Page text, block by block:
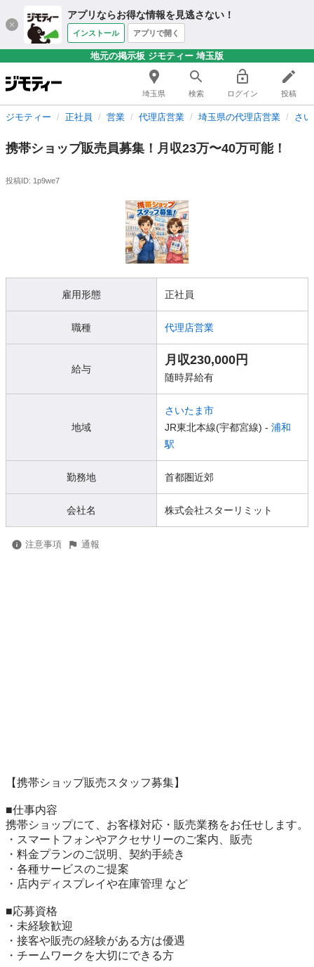
アプリならお得な情報を見逃さない！
インストール アプリで開く
地元の掲示板 ジモティー 埼玉版
埼玉県 検索 ログイン 投稿
ジモティー 正社員 営業 代理店営業 埼玉県の代理店営業 さ
携帯ショップ販売員募集！月収23万〜40万可能！
投稿ID: 1p9we7
雇用形態 正社員
職種 代理店営業
給与
月収230,000円
随時昇給有
地域
さいたま市
JR東北本線(宇都宮線) - 浦和
駅
勤務地 首都圏近郊
会社名 株式会社スターリミット
注意事項 通報
【携帯ショップ販売スタッフ募集】
■仕事内容
携帯ショップにて、お客様対応・販売業務をお任せします。
・スマートフォンやアクセサリーのご案内、販売
・料金プランのご説明、契約手続き
・各種サービスのご提案
・店内ディスプレイや在庫管理 など
■応募資格
・未経験歓迎
・接客や販売の経験がある方は優遇
・チームワークを大切にできる方